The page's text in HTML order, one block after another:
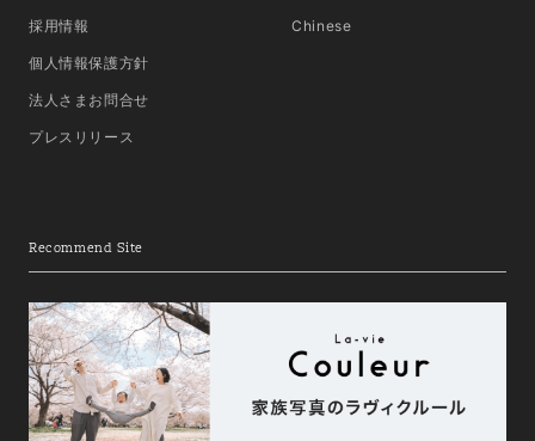
採用情報
個人情報保護方針
法人さまお問合せ
プレスリリース
Chinese
Recommend Site